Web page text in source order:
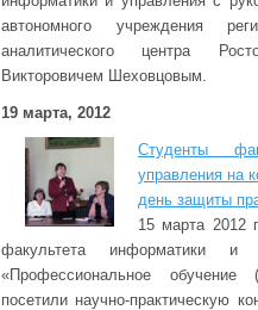
автономного учреждения
аналитического центра
Викторовичем Шеховцовым.
19 марта, 2012
Студенты
управления на
день защиты
15 марта 2012
факультета информатики и
«Профессиональное обучение
посетили научно-практическую